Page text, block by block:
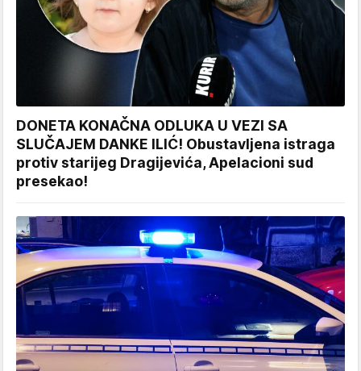
DONETA KONAČNA ODLUKA U VEZI SA
SLUČAJEM DANKE ILIĆ! Obustavljena istraga
protiv starijeg Dragijevića, Apelacioni sud
presekao!